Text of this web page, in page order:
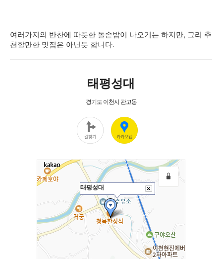
여러가지의 반찬에 따뜻한 돌솥밥이 나오기는 하지만, 그리 추
천할만한 맛집은 아닌듯 합니다.